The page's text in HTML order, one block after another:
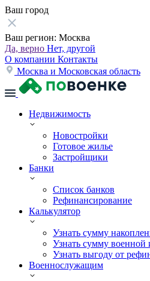
Ваш город
Ваш регион: Москва
Да, верно Нет, другой
О компании Контакты
Москва и Московская область
Недвижимость
Новостройки
Готовое жилье
Застройщики
Банки
Список банков
Рефинансирование
Калькулятор
Узнать сумму
Узнать сумму военной
Узнать выгоду от
Военнослужащим